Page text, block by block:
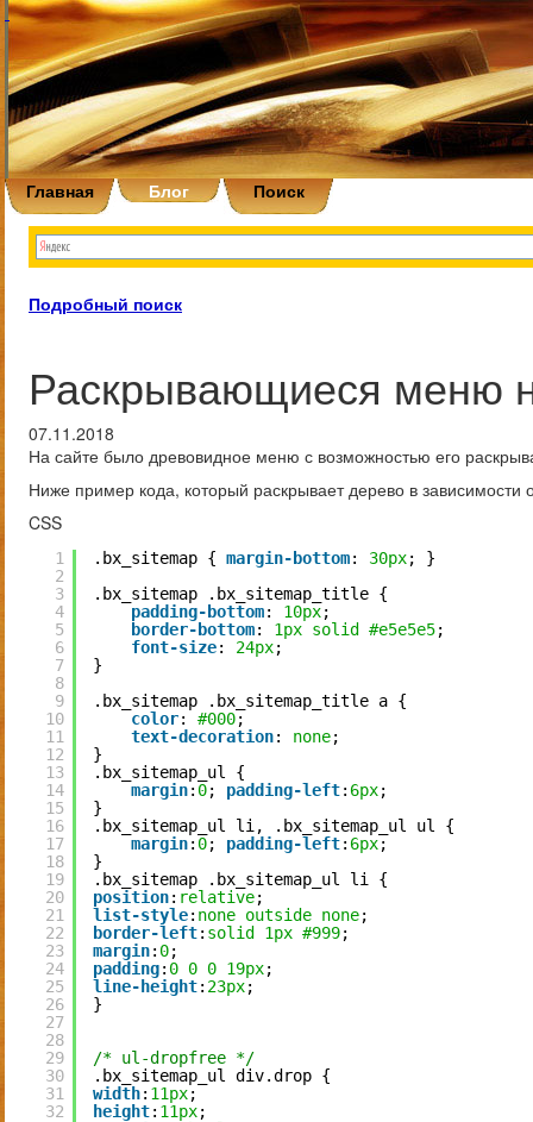
Главная Блог Поиск
Подробный поиск
Раскрывающиеся меню
07.11.2018
На сайте было древовидное меню с возможностью его
Ниже пример кода, который раскрывает дерево в зависимости
CSS
1
2
3
4
5
6
7
8
9
10
11
12
13
14
15
16
17
18
19
20
21
22
23
24
25
26
27
28
29
30
31
32
.bx_sitemap { margin-bottom: 30px; }
.bx_sitemap .bx_sitemap_title {
padding-bottom: 10px;
border-bottom: 1px solid #e5e5e5;
font-size: 24px;
}
.bx_sitemap .bx_sitemap_title a {
color: #000;
text-decoration: none;
}
.bx_sitemap_ul {
margin: 0; padding-left: 6px;
}
.bx_sitemap_ul li, .bx_sitemap_ul ul {
margin: 0; padding-left: 6px;
}
.bx_sitemap .bx_sitemap_ul li {
position: relative;
list-style: none outside none;
border-left: solid 1px #999;
margin: 0;
padding: 0 0 0 19px;
line-height: 23px;
}
/* ul-dropfree */
.bx_sitemap_ul div.drop {
width: 11px;
height: 11px;